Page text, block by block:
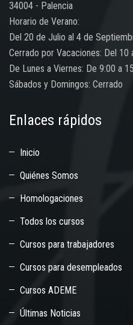
34004 - Palencia
Horario de Verano:
Del 20 de Julio al 4 de
Cerrado por Vacaciones: Del 10
De Lunes a Viernes: De 9:00 a
Sábados y Domingos: Cerrado
Enlaces rápidos
Inicio
Quiénes Somos
Homologaciones
Todos los cursos
Cursos para trabajadores
Cursos para desempleados
Cursos ADEME
Últimas Noticias